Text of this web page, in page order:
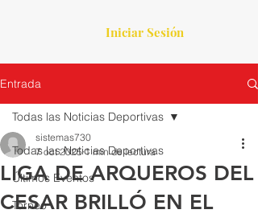
Iniciar Sesión
Entrada
Todas las Noticias Deportivas
Últimos Eventos
Torneo
Todas las Noticias Deportivas
LIGA DE ARQUEROS DEL
CESAR BRILLÓ EN EL
sistemas730
7 oct 2025 1 min de lectura